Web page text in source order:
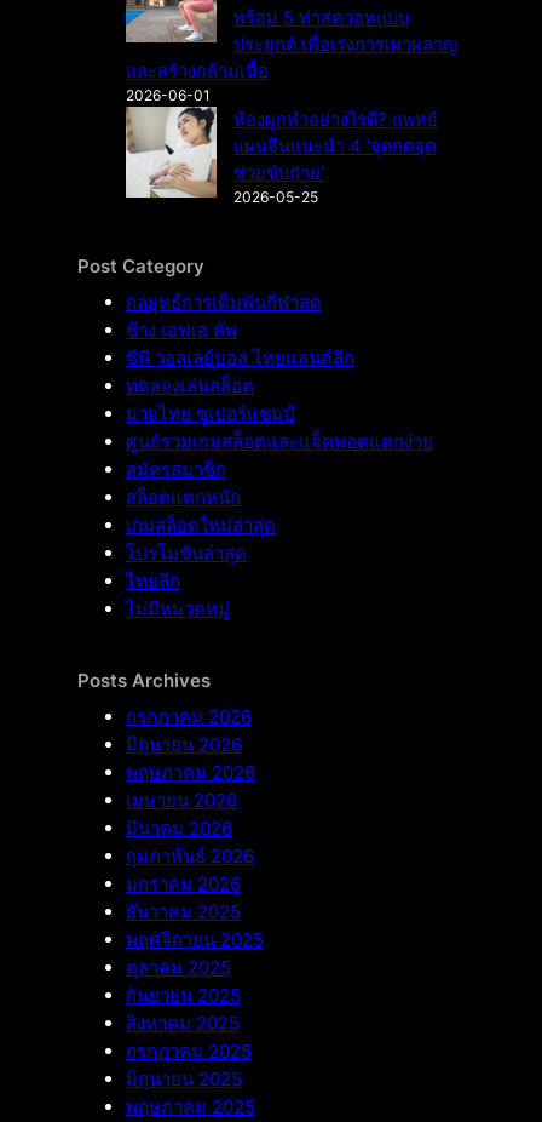
พร้อม 5 ท่าสควอทแบบ
ประยุกต์ เพื่อเร่งการเผาผลาญ
และสร้างกล้ามเนื้อ
2026-06-01
ท้องผูกทำอย่างไรดี? แพทย์
แผนจีนแนะนำ 4 ‘จุดกดจุด
ช่วยขับถ่าย’
2026-05-25
Post Category
กลยุทธ์การเดิมพันกีฬาสด
ช้าง เอฟเอ คัพ
ซีพี วอลเลย์บอล ไทยแลนด์ลีก
ทดลองเล่นสล็อต
มวยไทย ซูเปอร์แชมป์
ศูนย์รวมเกมสล็อตและแจ็คพอตแตกง่าย
สมัครสมาชิก
สล็อตแตกหนัก
เกมสล็อตใหม่ล่าสุด
โปรโมชันล่าสุด
ไทยลีก
ไม่มีหมวดหมู่
Posts Archives
กรกฎาคม 2026
มิถุนายน 2026
พฤษภาคม 2026
เมษายน 2026
มีนาคม 2026
กุมภาพันธ์ 2026
มกราคม 2026
ธันวาคม 2025
พฤศจิกายน 2025
ตุลาคม 2025
กันยายน 2025
สิงหาคม 2025
กรกฎาคม 2025
มิถุนายน 2025
พฤษภาคม 2025